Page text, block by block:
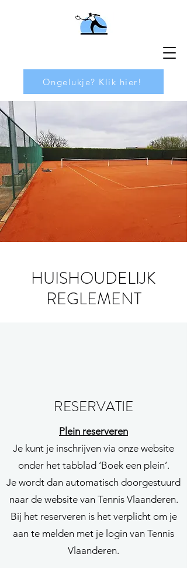
Ongelukje? Klik hier!
HUISHOUDELIJK
REGLEMENT
RESERVATIE
Plein reserveren
Je kunt je inschrijven via onze website
onder het tabblad ‘Boek een plein’.
Je wordt dan automatisch doorgestuurd
naar de website van Tennis Vlaanderen.
Bij het reserveren is het verplicht om je
aan te melden met je login van Tennis
Vlaanderen.